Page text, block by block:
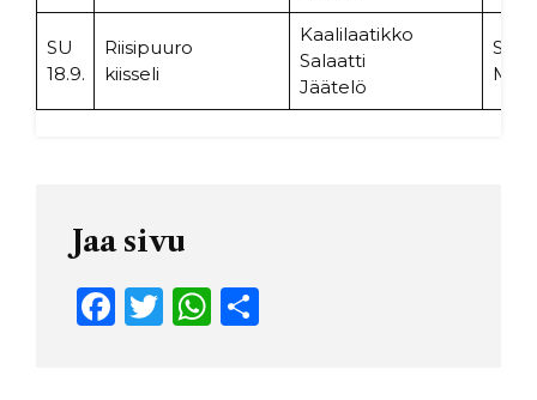
SU
18.9.
Riisipuuro
kiisseli
Kaalilaatikko
Salaatti
Jäätelö
Jaa sivu
F
T
W